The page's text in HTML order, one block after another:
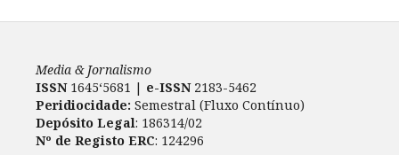
Media & Jornalismo
ISSN 1645‘5681 | e-ISSN2183-5462
Peridiocidade: Semestral (Fluxo Contínuo)
Depósito Legal: 186314/02
Nº de Registo ERC: 124296